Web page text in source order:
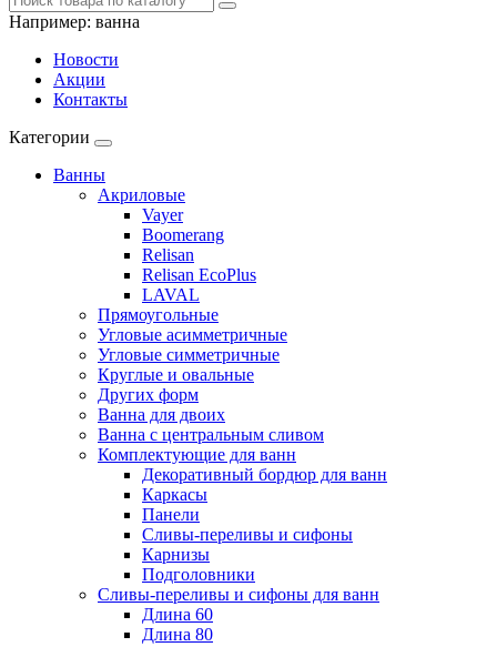
Например: ванна
Новости
Акции
Контакты
Категории
Ванны
Акриловые
Vayer
Boomerang
Relisan
Relisan EcoPlus
LAVAL
Прямоугольные
Угловые асимметричные
Угловые симметричные
Круглые и овальные
Других форм
Ванна для двоих
Ванна с центральным сливом
Комплектующие для ванн
Декоративный бордюр для ванн
Каркасы
Панели
Сливы-переливы и сифоны
Карнизы
Подголовники
Сливы-переливы и сифоны для ванн
Длина 60
Длина 80